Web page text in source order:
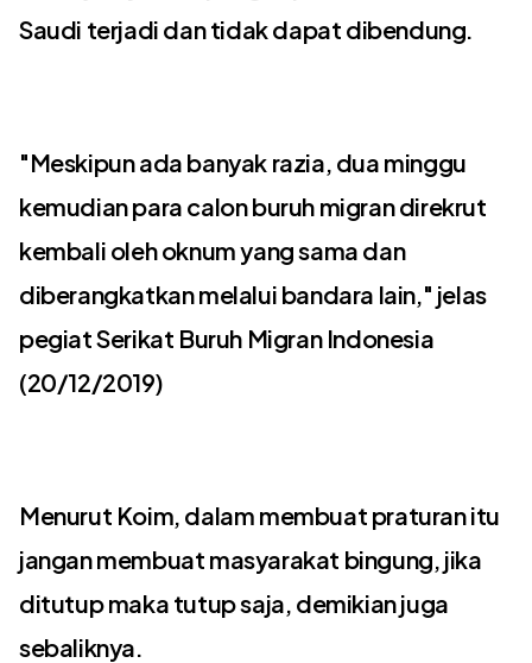
Saudi terjadi dan tidak dapat dibendung.
"Meskipun ada banyak razia, dua minggu
kemudian para calon buruh migran direkrut
kembali oleh oknum yang sama dan
diberangkatkan melalui bandara lain," jelas
pegiat Serikat Buruh Migran Indonesia
(20/12/2019)
Menurut Koim, dalam membuat praturan itu
jangan membuat masyarakat bingung, jika
ditutup maka tutup saja, demikian juga
sebaliknya.